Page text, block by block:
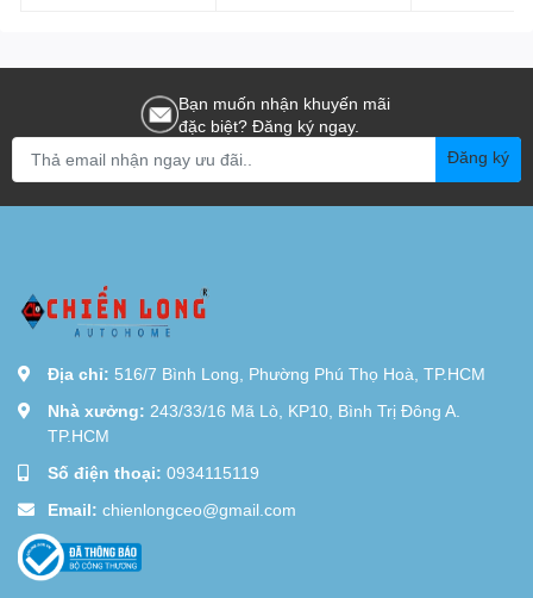
Bạn muốn nhận khuyến mãi
đặc biệt? Đăng ký ngay.
Đăng ký
Địa chỉ: 516/7 Bình Long, Phường Phú Thọ Hoà, TP.HCM
Nhà xưởng: 243/33/16 Mã Lò, KP10, Bình Trị Đông A.
TP.HCM
Số điện thoại: 0934115119
Email: chienlongceo@gmail.com